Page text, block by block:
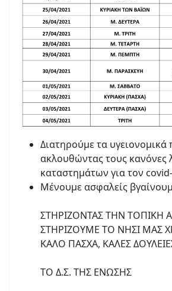
Διατηρούμε τα
ακλουθώντας τους κανόνες
καταστημάτων για τον
Μένουμε ασφαλείς
ΣΤΗΡΙΖΟΝΤΑΣ ΤΗΝ ΤΟΠΙΚΗ
ΣΤΗΡΙΖΟΥΜΕ ΤΟ ΝΗΣΙ ΜΑΣ
ΚΑΛΟ ΠΑΣΧΑ, ΚΑΛΕΣ
ΤΟ Δ.Σ. ΤΗΣ ΕΝΩΣΗΣ